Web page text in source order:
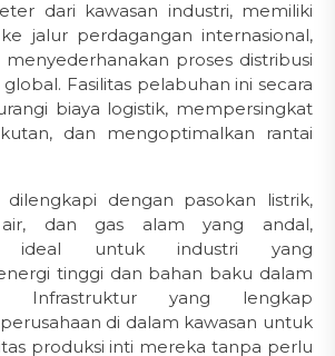
dari kawasan industri, memiliki
jalur perdagangan internasional,
proses distribusi
Fasilitas pelabuhan ini secara
biaya logistik, mempersingkat
dan mengoptimalkan rantai
dilengkapi dengan pasokan listrik,
dan gas alam yang andal,
ideal untuk industri yang
tinggi dan bahan baku dalam
Infrastruktur yang lengkap
di dalam kawasan untuk
produksi inti mereka tanpa perlu